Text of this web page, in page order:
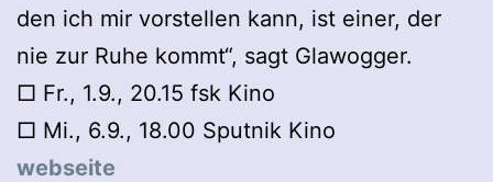
den ich mir vorstellen kann, ist einer, der
nie zur Ruhe kommt“, sagt Glawogger.
□ Fr., 1.9., 20.15 fsk Kino
□ Mi., 6.9., 18.00 Sputnik Kino
webseite